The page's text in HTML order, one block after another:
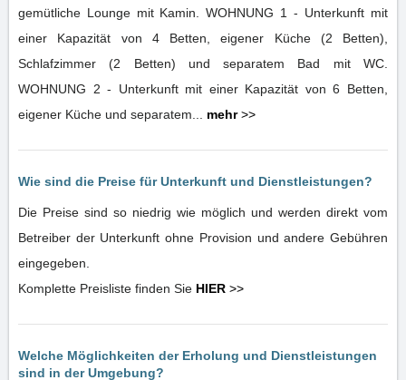
gemütliche Lounge mit Kamin. WOHNUNG 1 - Unterkunft mit
einer Kapazität von 4 Betten, eigener Küche (2 Betten),
Schlafzimmer (2 Betten) und separatem Bad mit WC.
WOHNUNG 2 - Unterkunft mit einer Kapazität von 6 Betten,
eigener Küche und separatem... mehr>>
Wie sind die Preise für Unterkunft und Dienstleistungen?
Die Preise sind so niedrig wie möglich und werden direkt vom
Betreiber der Unterkunft ohne Provision und andere Gebühren
eingegeben.
Komplette Preisliste finden Sie HIER >>
Welche Möglichkeiten der Erholung und Dienstleistungen
sind in der Umgebung?